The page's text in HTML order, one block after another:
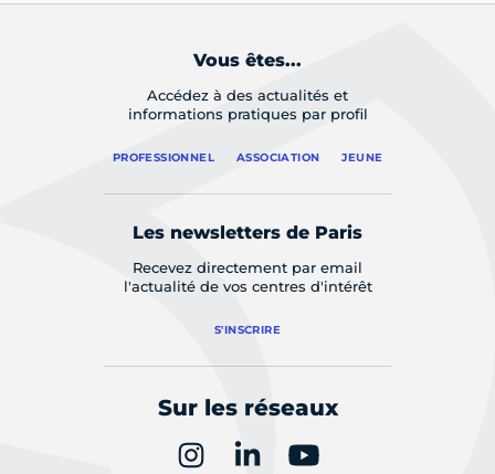
Vous êtes...
Accédez à des actualités et
informations pratiques par profil
PROFESSIONNEL ASSOCIATION JEUNE
Les newsletters de Paris
Recevez directement par email
l'actualité de vos centres d'intérêt
S'INSCRIRE
Sur les réseaux